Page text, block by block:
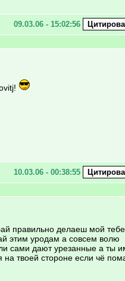
09.03.06 - 15:02:56
10.03.06 - 00:38:55
правильно делаеш мой тебе
этим уродам а совсем волю
сами дают урезанные а ты
на твоей стороне если чё